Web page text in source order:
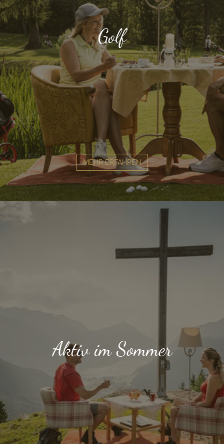
Golf
MEHR ERFAHREN
Aktiv im Sommer